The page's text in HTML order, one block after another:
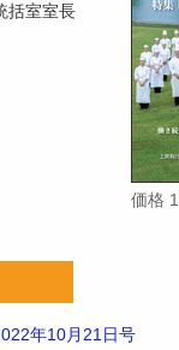
室室長
価格
年10月21日号